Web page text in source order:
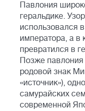
Павлония
геральдике.
использовался
императора, а в
превратился в
Позже павлония
родовой знак
«источник»),
самурайских
современной